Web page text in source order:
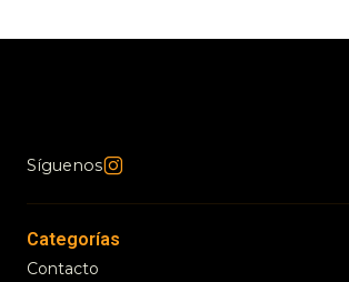
Síguenos
Categorías
Contacto